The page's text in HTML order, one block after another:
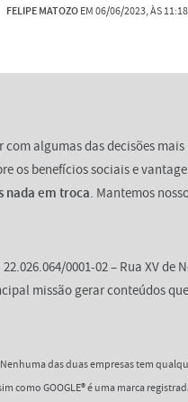
FELIPE MATOZOEM 06/06/2023, ÀS 11:18
algumas das decisões
os benefícios sociais e
nada em troca. Mantemos
0001-02 – Rua XV
missão gerar conteúdos
das duas empresas tem
como GOOGLE® é uma marca